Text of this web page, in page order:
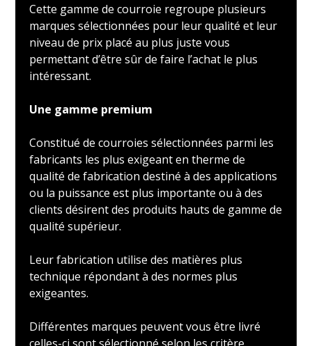
Cette gamme de courroie regroupe plusieurs
marques sélectionnées pour leur qualité et leur
niveau de prix placé au plus juste vous
permettant d’être sûr de faire l’achat le plus
intéressant.
Une gamme premium
Constitué de courroies sélectionnées parmi les
fabricants les plus exigeant en therme de
qualité de fabrication destiné à des applications
ou la puissance est plus importante ou à des
clients désirent des produits hauts de gamme de
qualité supérieur.
Leur fabrication utilise des matières plus
technique répondant à des normes plus
exigeantes.
Différentes marques peuvent vous être livré